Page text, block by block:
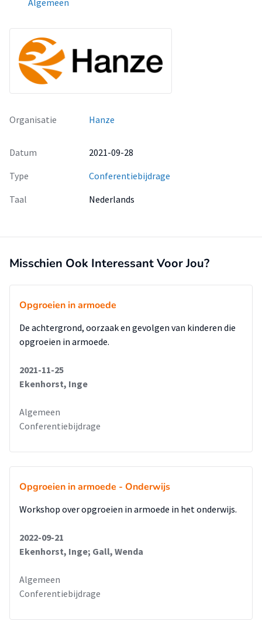
Algemeen
Organisatie Hanze
Datum
2021-09-28
Type
Conferentiebijdrage
Taal
Nederlands
Misschien Ook Interessant Voor Jou?
Opgroeien in armoede
De achtergrond, oorzaak en gevolgen van kinderen die
opgroeien in armoede.
2021-11-25
Ekenhorst, Inge
Algemeen
Conferentiebijdrage
Opgroeien in armoede - Onderwijs
Workshop over opgroeien in armoede in het onderwijs.
2022-09-21
Ekenhorst, Inge; Gall, Wenda
Algemeen
Conferentiebijdrage